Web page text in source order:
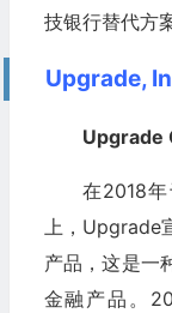
技银行替代方案
Upgrade,
Upgrade
在2018
上，Upgrade
产品，这是一
金融产品。